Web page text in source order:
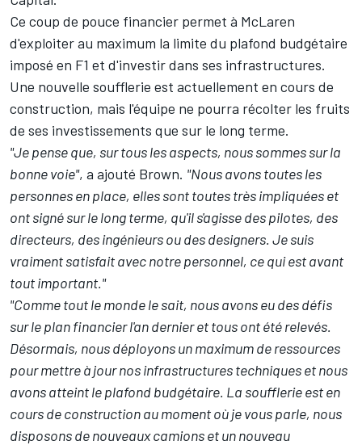
Ce coup de pouce financier permet à McLaren
d'exploiter au maximum la limite du plafond budgétaire
imposé en F1 et d'investir dans ses infrastructures.
Une nouvelle soufflerie est actuellement en cours de
construction, mais l'équipe ne pourra récolter les fruits
de ses investissements que sur le long terme.
"Je pense que, sur tous les aspects, nous sommes sur la
bonne voie", a ajouté Brown. "Nous avons toutes les
personnes en place, elles sont toutes très impliquées et
ont signé sur le long terme, qu'il s'agisse des pilotes, des
directeurs, des ingénieurs ou des designers. Je suis
vraiment satisfait avec notre personnel, ce qui est avant
tout important."
"Comme tout le monde le sait, nous avons eu des défis
sur le plan financier l'an dernier et tous ont été relevés.
Désormais, nous déployons un maximum de ressources
pour mettre à jour nos infrastructures techniques et nous
avons atteint le plafond budgétaire. La soufflerie est en
cours de construction au moment où je vous parle, nous
disposons de nouveaux camions et un nouveau